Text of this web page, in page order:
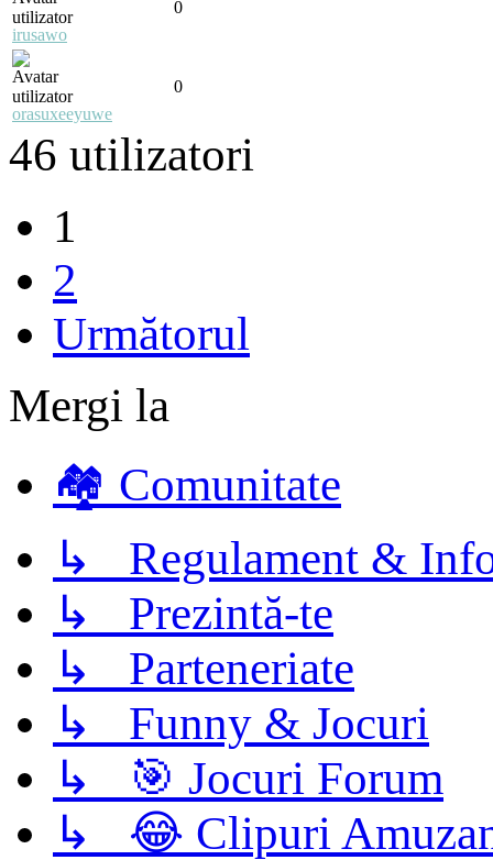
irusawo
0
orasuxeeyuwe
0
46 utilizatori
1
2
Următorul
Mergi la
🏘️ Comunitate
↳ Regulament &
↳ Prezintă-te
↳ Parteneriate
↳ Funny & Jocuri
↳ 🎯 Jocuri Forum
↳ 😂 Clipuri